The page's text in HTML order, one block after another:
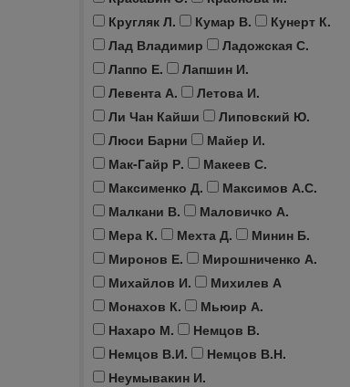
Кругляк Л.
Кумар В.
Кунерт К.
Лад Владимир
Ладожская С.
Лаппо Е.
Лапшин И.
Левента А.
Летова И.
Ли Чан Кайши
Липовский Ю.
Люси Барни
Майер И.
Мак-Гайр Р.
Макеев С.
Максименко Д.
Максимов А.С.
Малкани В.
Маловичко А.
Мера К.
Мехта Д.
Минин Б.
Миронов Е.
Мирошниченко А.
Михайлов И.
Михилев А
Монахов К.
Мьюир А.
Нахаро М.
Немцов В.
Немцов В.И.
Немцов В.Н.
Неумывакин И.